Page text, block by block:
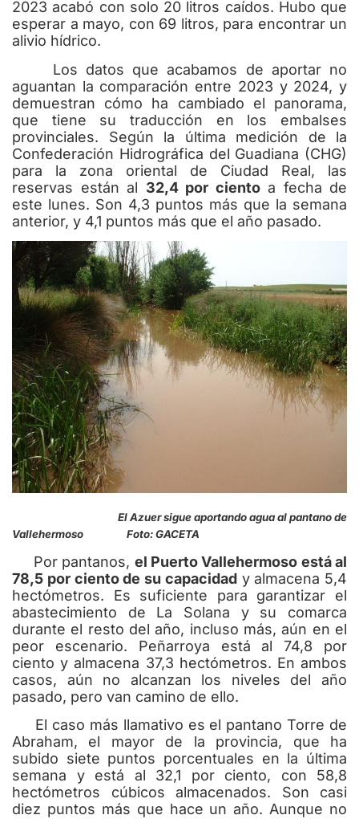
2023 acabó con solo 20 litros caídos. Hubo que
esperar a mayo, con 69 litros, para encontrar un
alivio hídrico.
Los datos que acabamos de aportar no
aguantan la comparación entre 2023 y 2024, y
demuestran cómo ha cambiado el panorama,
que tiene su traducción en los embalses
provinciales. Según la última medición de la
Confederación Hidrográfica del Guadiana (CHG)
para la zona oriental de Ciudad Real, las
reservas están al 32,4 por cientoa fecha de
este lunes. Son 4,3 puntos más que la semana
anterior, y 4,1 puntos más que el año pasado.
El Azuer sigue aportando agua al pantano de
Vallehermoso Foto: GACETA
Por pantanos, el Puerto Vallehermoso está al
78,5 por ciento de su capacidady almacena 5,4
hectómetros. Es suficiente para garantizar el
abastecimiento de La Solana y su comarca
durante el resto del año, incluso más, aún en el
peor escenario. Peñarroya está al 74,8 por
ciento y almacena 37,3 hectómetros. En ambos
casos, aún no alcanzan los niveles del año
pasado, pero van camino de ello.
El caso más llamativo es el pantano Torre de
Abraham, el mayor de la provincia, que ha
subido siete puntos porcentuales en la última
semana y está al 32,1 por ciento, con 58,8
hectómetros cúbicos almacenados. Son casi
diez puntos más que hace un año. Aunque no